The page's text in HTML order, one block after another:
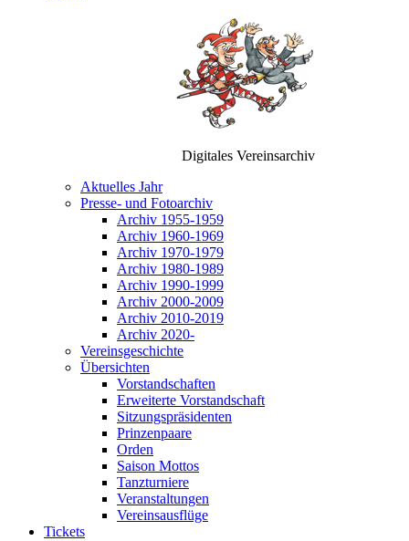
Digitales Vereinsarchiv
Aktuelles Jahr
Presse- und Fotoarchiv
Archiv 1955-1959
Archiv 1960-1969
Archiv 1970-1979
Archiv 1980-1989
Archiv 1990-1999
Archiv 2000-2009
Archiv 2010-2019
Archiv 2020-
Vereinsgeschichte
Übersichten
Vorstandschaften
Erweiterte Vorstandschaft
Sitzungspräsidenten
Prinzenpaare
Orden
Saison Mottos
Tanzturniere
Veranstaltungen
Vereinsausflüge
Tickets